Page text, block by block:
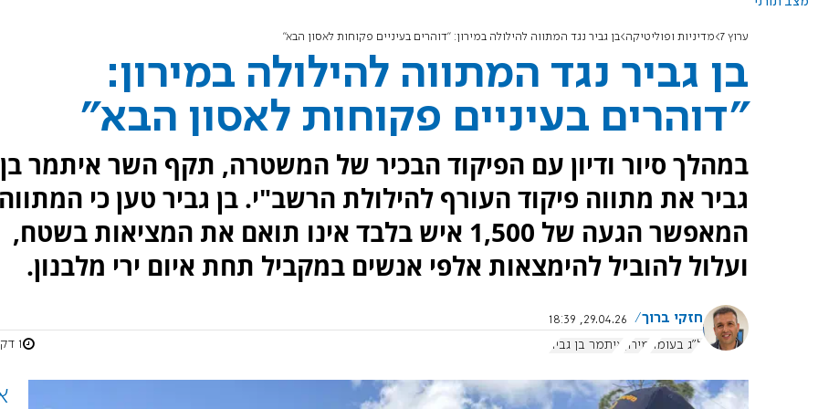
ערוץ 7 מדיניות ופוליטיקה בן גביר נגד המתווה להילולה במירון: "דוהרים בעיניים פקוחות לאסון הבא"
בן גביר נגד המתווה להילולה במירון:
"דוהרים בעיניים פקוחות לאסון הבא"
במהלך סיור ודיון עם הפיקוד הבכיר של המשטרה, תקף השר איתמר בן
גביר את מתווה פיקוד העורף להילולת הרשב"י. בן גביר טען כי
המאפשר הגעה של 1,500 איש בלבד אינו תואם את המציאות בשטח,
ועלול להוביל להימצאות אלפי אנשים במקביל תחת איום ירי מלבנון.
חזקי ברוך
29.04.26, 18:39
ל"ג בעומר מירון איתמר בן גביר 1 דקות